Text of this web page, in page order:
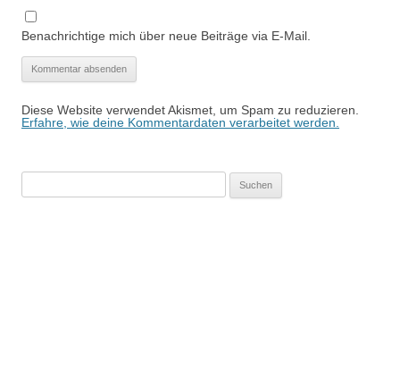
Benachrichtige mich über neue Beiträge via E-Mail.
Diese Website verwendet Akismet, um Spam zu reduzieren.
Erfahre, wie deine Kommentardaten verarbeitet werden.